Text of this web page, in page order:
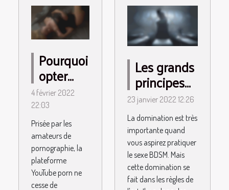
Pourquoi
opter
pour le
YouTube
Porn?
4 février 2022
22:03
Prisée par les
amateurs de
pornographie, la
plateforme
YouTube porn ne
cesse de
Les grands
principes
de la
domination
dans le
BDSM
23 janvier 2022 12:26
La domination est très
importante quand
vous aspirez pratiquer
le sexe BDSM. Mais
cette domination se
fait dans les règles de